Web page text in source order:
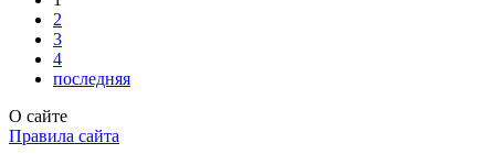
2
3
4
последняя
О сайте
Правила сайта